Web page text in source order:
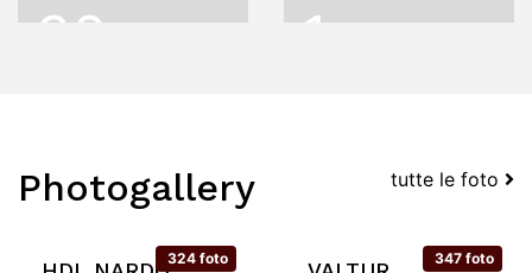
32 1
Photogallery tutte le foto
324 foto 347 foto